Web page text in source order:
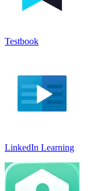
Testbook
LinkedIn Learnin‪g